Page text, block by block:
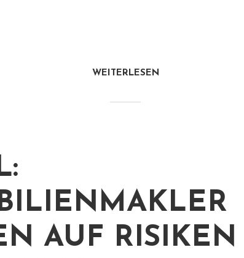
WEITERLESEN
AUF RISIKEN